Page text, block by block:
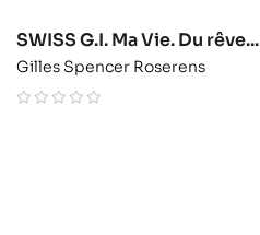
SWISS G.I. Ma Vie. Du rêve...
Gilles Spencer Roserens